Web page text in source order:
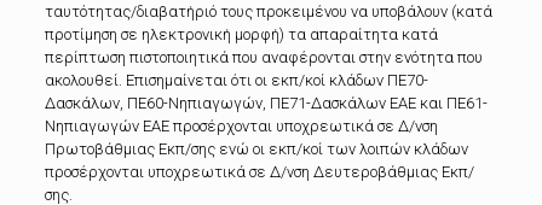
ταυτότητας/διαβατήριό τους προκειμένου να υποβάλουν (κατά
προτίμηση σε ηλεκτρονική μορφή) τα απαραίτητα κατά
περίπτωση πιστοποιητικά που αναφέρονται στην ενότητα που
ακολουθεί. Επισημαίνεται ότι οι εκπ/κοί κλάδων ΠΕ70-
Δασκάλων, ΠΕ60-Νηπιαγωγών, ΠΕ71-Δασκάλων ΕΑΕ και ΠΕ61-
Νηπιαγωγών ΕΑΕ προσέρχονται υποχρεωτικά σε Δ/νση
Πρωτοβάθμιας Εκπ/σης ενώ οι εκπ/κοί των λοιπών κλάδων
προσέρχονται υποχρεωτικά σε Δ/νση Δευτεροβάθμιας Εκπ/
σης.